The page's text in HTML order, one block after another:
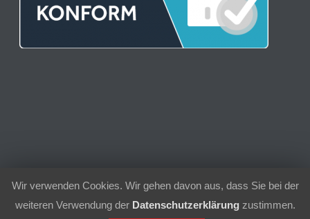
© 2021 | Sport-Club 1956 Schielberg e.V.
Kontakt
Wir verwenden Cookies. Wir gehen davon aus, dass Sie bei der
weiteren Verwendung der Datenschutzerklärung zustimmen.